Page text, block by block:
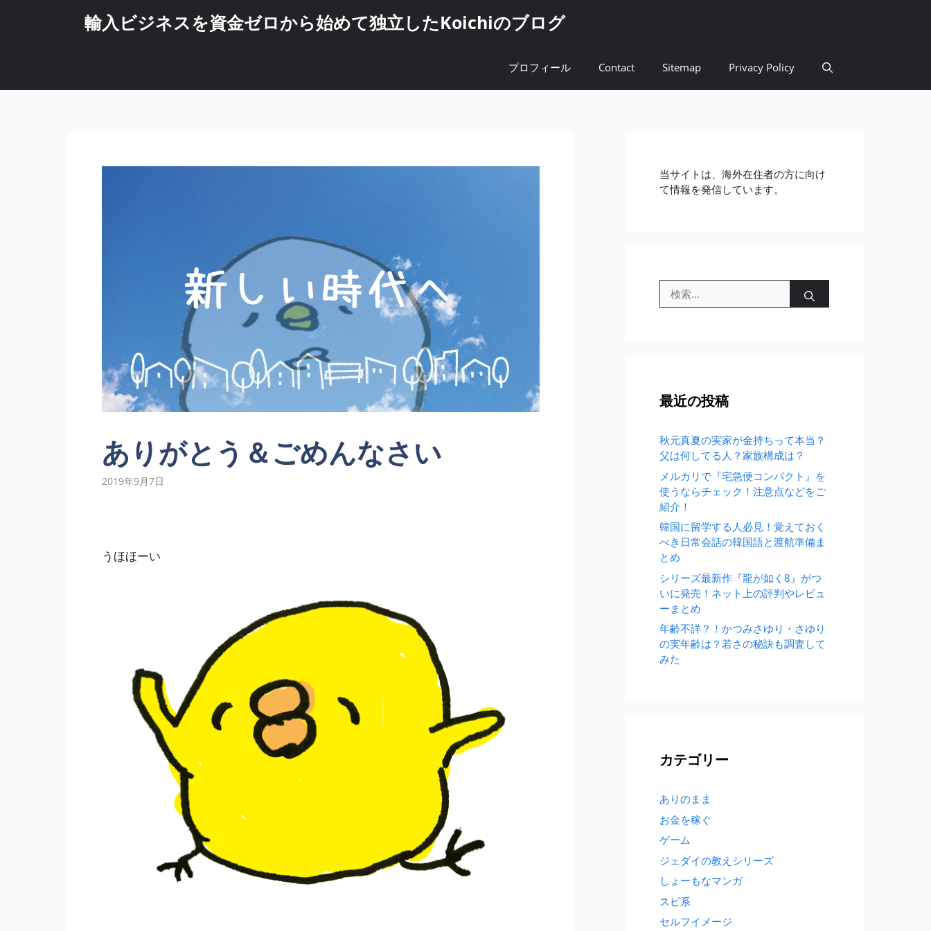
へ
輸入ビジネスを資金ゼロから始めて独立したKoichiのブログ
プロフィール Contact Sitemap Privacy Policy
ありがとう＆ごめんなさい
2019年9月7日
うほほーい
当サイトは、海外在住者の方に向け
て情報を発信しています。
検
索:
最近の投稿
秋元真夏の実家が金持ちって本当？
父は何してる人？家族構成は？
メルカリで『宅急便コンパクト』を
使うならチェック！注意点などをご
紹介！
韓国に留学する人必見！覚えておく
べき日常会話の韓国語と渡航準備ま
とめ
シリーズ最新作『龍が如く8』がつ
いに発売！ネット上の評判やレビュ
ーまとめ
年齢不詳？！かつみさゆり・さゆり
の実年齢は？若さの秘訣も調査して
みた
カテゴリー
ありのまま
お金を稼ぐ
ゲーム
ジェダイの教えシリーズ
しょーもなマンガ
スピ系
セルフイメージ